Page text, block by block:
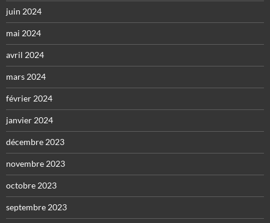
juin 2024
mai 2024
avril 2024
mars 2024
février 2024
janvier 2024
décembre 2023
novembre 2023
octobre 2023
septembre 2023